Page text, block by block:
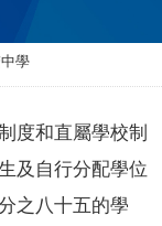
學
度和直屬學校制
及自行分配學位
之八十五的學